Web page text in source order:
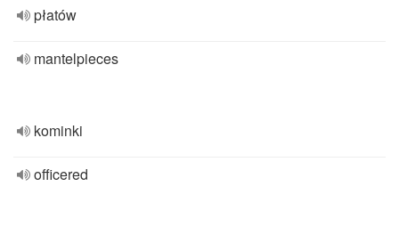
płatów
mantelpieces
kominki
officered